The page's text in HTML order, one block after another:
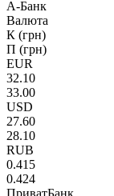
А-Банк
Валюта
К (грн)
П (грн)
EUR
32.10
33.00
USD
27.60
28.10
RUB
0.415
0.424
ПриватБанк